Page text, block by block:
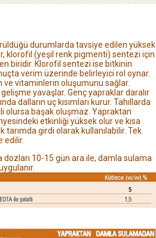
durumlarda tavsiye edilen yüksek
klorofil (yeşil renk pigmenti) sentezi için
biridir. Klorofil sentezi ise bitkinin
verim üzerinde belirleyici rol oynar.
ve vitaminlerin oluşumunu sağlar.
yavaşlar. Genç yapraklar daralır
dalların uç kısımları kurur. Tahıllarda
olursa başakoluşmaz. Yapraktan
etkinliği yüksek olur ve kısa
tarımda girdi olarak kullanılabilir. Tek
edilir.
dozları 10-15 gün ara ile, damla sulama